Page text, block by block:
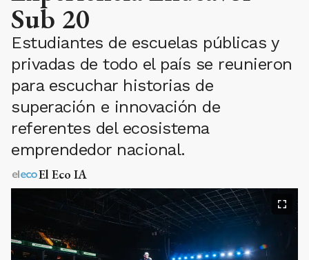
Sub 20
Estudiantes de escuelas públicas y
privadas de todo el país se reunieron
para escuchar historias de
superación e innovación de
referentes del ecosistema
emprendedor nacional.
El Eco IA